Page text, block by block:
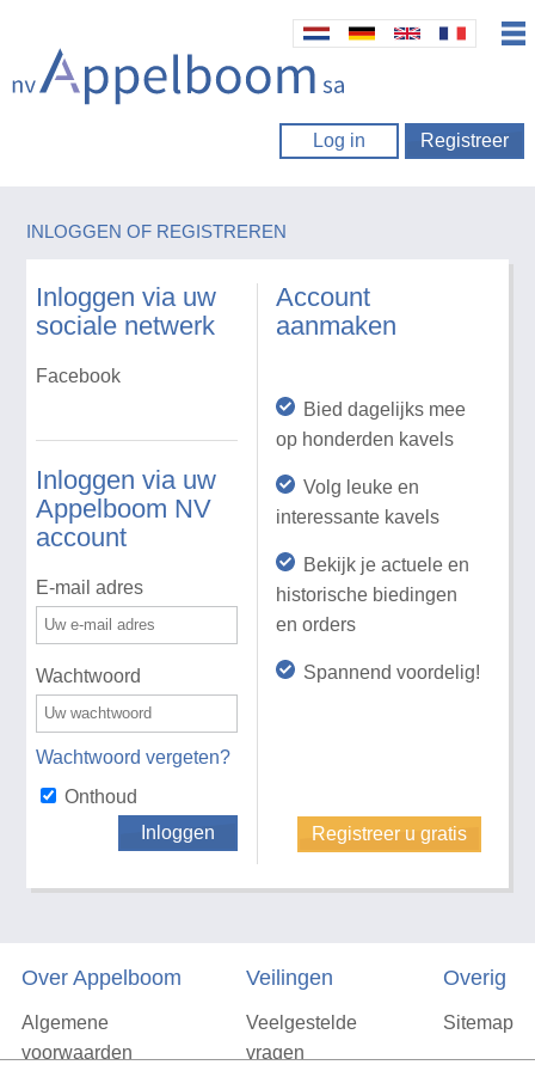
Log in Registreer
INLOGGEN OF REGISTREREN
Inloggen via uw
sociale netwerk
Facebook
Inloggen via uw
Appelboom NV
account
E-mail adres
Wachtwoord
Wachtwoord vergeten?
Onthoud
Inloggen
Account
aanmaken
Bied dagelijks mee
op honderden kavels
Volg leuke en
interessante kavels
Bekijk je actuele en
historische biedingen
en orders
Spannend voordelig!
Registreer u gratis
Over Appelboom
Algemene
voorwaarden
Veilingen
Veelgestelde
vragen
Overig
Sitemap